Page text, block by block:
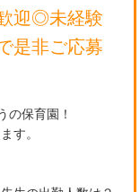
迎◎未経験
是非ご応募
の保育園！
す。